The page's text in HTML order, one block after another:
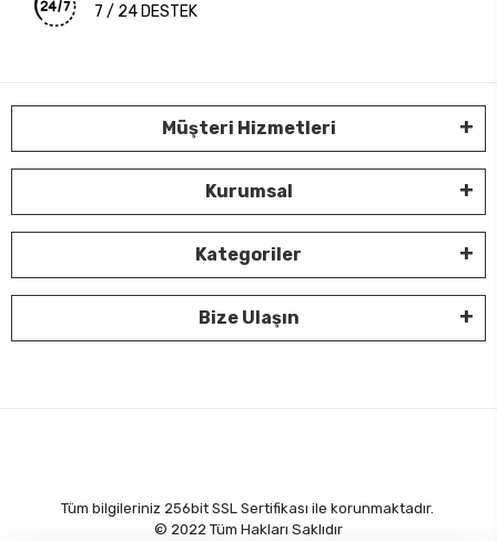
7 / 24 DESTEK
Müşteri Hizmetleri
Kurumsal
Kategoriler
Bize Ulaşın
Tüm bilgileriniz 256bit SSL Sertifikası ile korunmaktadır.
© 2022 Tüm Hakları Saklıdır